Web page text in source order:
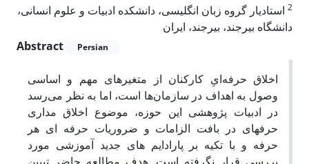
2 استادیار گروه زبان انگلیسی، دانشکده ادبیات و علوم انسانی،
دانشگاه بیرجند، بیرجند، ایران
Abstract
Persian
اخلاق حرفه‌ایِ کارکنان از متغیرهای مهم و اساسی
وصول به اهداف در سازمان‌ها است، اما به نظر می‌رسد
در ادبیات پژوهشی این حوزه، موضوع اخلاق­ مداری
حرفه­ای در بافت الزامات و ضروریات حرفه ­ای هر
حرفه و با تکیه بر پارادایم ­های جدید آموزشی مورد